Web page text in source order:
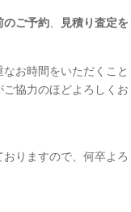
のご予約
見積り査定を
お時間をいただくこと
協力のほどよろしくお
おりますので、何卒よろ